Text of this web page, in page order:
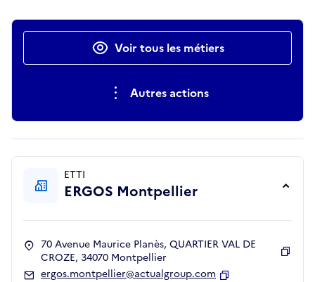
Actions rapidesVoir tous les métiers
Autres actions
ETTI
ERGOS Montpellier
70 Avenue Maurice Planès, QUARTIER VAL DE
CROZE, 34070 Montpellier
ergos.montpellier@actualgroup.com